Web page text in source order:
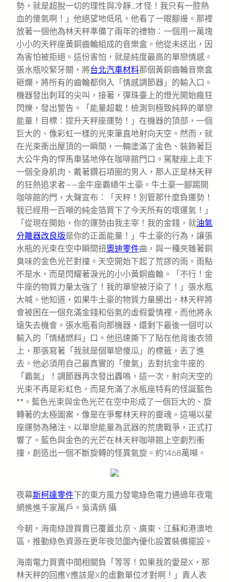
勢，就是超脫一切的理性與冷靜…才怪！我只有一腔熱
血的傻氣啊！」他絕望地低吼。他看了一眼腳邊。那裡
放著一個他為林天秤準備了兩年的禮物：一個用一萬塊
小小的天秤座黃銅齒輪組成的音樂盒。他從未送出，因
為害怕被拒絕。這份害怕，就是純度最高的單戀情感。
張水瓶咬緊牙關，將台北汽車材料那個黃銅齒輪音樂盒
砸爛，將所有的齒輪都倒入「情感調節器」的輸入口。
機器發出刺耳的尖叫，接著，彈珠臺上的燈光開始瘋狂
閃爍，發出警告。「能量超載！檢測到極致純粹的單戀
能量！目標：提升天秤座運勢！」在機器的頂部，一個
巨大的、像彩虹一樣的光束筆直地射向天空。然而，就
在光束衝出屋頂的一瞬間，一輛塗滿了金色、裝飾著巨
大公牛角的悍馬車猛地停在咖啡館門口。駕駛座上走下
一個全身肌肉、戴著鑽石項圈的男人，那人正是林天秤
的狂熱追求者——金牛座霸總牛土豪。牛土豪一腳踢開
咖啡館的門，大聲宣布：「天秤！別管那什麼負運勢！
我已經用一百噸的純金箔買下了今天所有的壞運氣！」
「從現在開始，你的運勢由我主宰！我的金錢，就油氣
分離器改良版是你的正面能量！」牛土豪的行為，讓張
水瓶的光束在空中瞬間扭奧迪零件曲，與一種夾雜著銅
臭味的金色光芒對撞。天空開始下起了荒謬的雨。雨點
不是水，而是閃耀著淚光的小小黃銅齒輪。「不行！金
牛座的物質力量太強了！我的單戀被汙染了！」張水瓶
大喊。他知道，如果牛土豪的物質力量勝出，林天秤將
會被困在一個充滿金錢和俗氣的虛假愛情裡，而他將永
遠失去機會。張水瓶看向那機器，還剩下最後一個可以
輸入的「情緒燃料」口。他迅速撕下了貼在他背後衣領
上，那張寫著「我就是個單戀傻瓜」的標籤，丟了進
去。他必須用自己最真實的「傻氣」去對抗金牛座的
「霸氣」！調節器再次發出轟鳴，這一次，射向天空的
光束不再是彩虹色，而是充滿了水瓶座特有的怪誕藍色
**。藍色光束與金色光芒在空中形成了一個巨大的、旋
轉著的太極圖案，像是在爭奪林天秤的靈魂。這場以星
座運勢為賭注、以單戀能量為武器的荒唐戰爭，正式打
響了。藍色與金色的光芒在林天秤咖啡館上空劇烈衝
撞，創造出一個不斷旋轉的怪異氣旋。約1468萬噸。
夜幕斯柯達零件下的東方風力發電綠色電力通過年夜電
網進進千家萬戶。吳清炳 攝
今朝，海南綠證買賣已覆蓋北京、廣東、江蘇和港澳地
區，推動綠色資源在更年夜范圍內優化設置裝備擺設。
海南電力買賣中間相關負「等等！如果我的愛是X，那
林天秤的回應Y應該是X的虛數單位才對啊！」責人表